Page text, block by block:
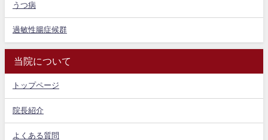
うつ病
過敏性腸症候群
当院について
トップページ
院長紹介
よくある質問